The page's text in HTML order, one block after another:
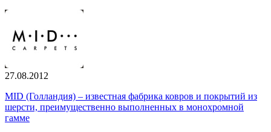
27.08.2012
MID (Голландия) – известная фабрика ковров и покрытий из
шерсти, преимущественно выполненных в монохромной
гамме